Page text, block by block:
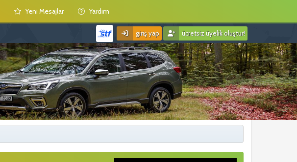
Yeni Mesajlar Yardım
giriş yap ücretsiz üyelik oluştur!